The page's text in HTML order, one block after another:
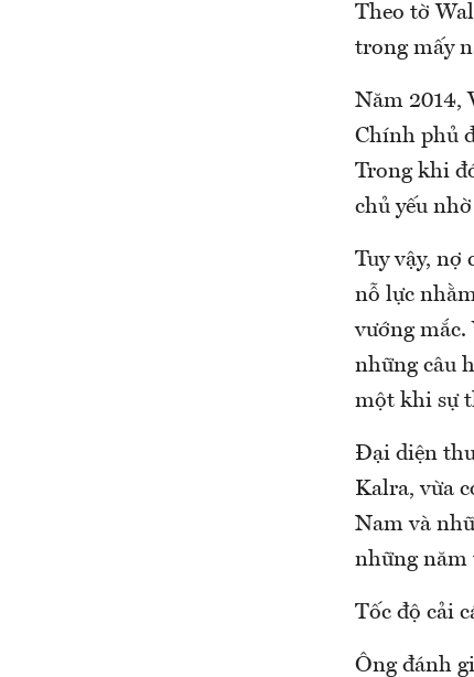
Theo tờ
trong mấy
Năm 2014,
Chính phủ
Trong khi
chủ yếu
Tuy vậy, nợ
nỗ lực
vướng mắc.
những câu
một khi sự
Đại diện
Kalra, vừa
Nam và
những năm
Tốc độ cải
Ông đánh